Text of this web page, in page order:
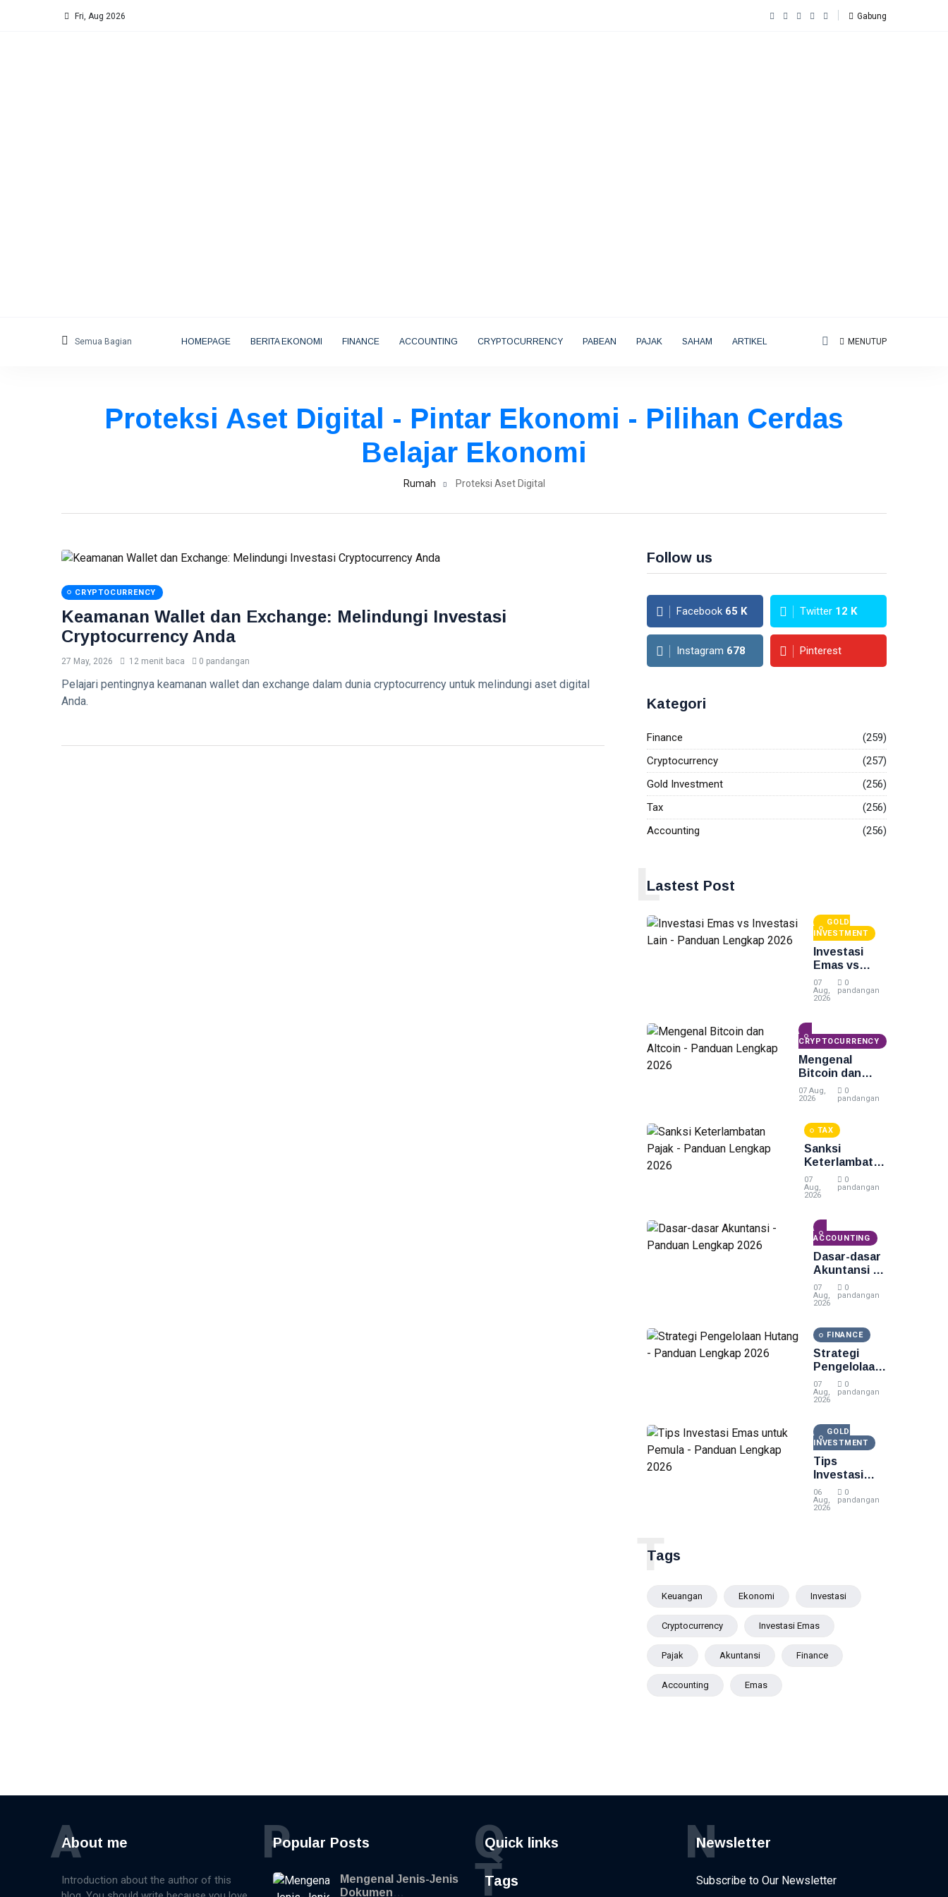
Fri, Aug 2026 Gabung
Semua Bagian HOMEPAGE BERITA EKONOMI FINANCE ACCOUNTING CRYPTOCURRENCY PABEAN PAJAK SAHAM ARTIKEL MENUTUP
Proteksi Aset Digital - Pintar Ekonomi - Pilihan Cerdas
Belajar Ekonomi
Rumah Proteksi Aset Digital
CRYPTOCURRENCY
Keamanan Wallet dan Exchange: Melindungi Investasi
Cryptocurrency Anda
27 May, 2026 12 menit baca 0 pandangan
Pelajari pentingnya keamanan wallet dan exchange dalam dunia cryptocurrency untuk melindungi aset digital
Anda.
Follow us
Facebook 65 K Twitter 12 K
Instagram 678 Pinterest
Kategori
Finance
(259)
Cryptocurrency
(257)
Gold Investment
(256)
Tax
(256)
Accounting
(256)
Lastest Post
L
GOLD
INVESTMENT
Investasi
Emas vs
Investasi
Lain -
2026
07
Aug,
2026
0
pandangan
CRYPTOCURRENCY
Mengenal
Bitcoin dan
Altcoin -
Panduan
07 Aug,
2026
0
pandangan
TAX
Sanksi
Keterlambatan
Pajak -
Panduan
07
Aug,
2026
0
pandangan
ACCOUNTING
Dasar-dasar
Akuntansi -
Panduan
Lengkap
07
Aug,
2026
0
pandangan
FINANCE
Strategi
Pengelolaan
Hutang -
Panduan
07
Aug,
2026
0
pandangan
GOLD
INVESTMENT
Tips
Investasi
Emas untuk
Pemula -
06
Aug,
2026
0
pandangan
Tags
T
Keuangan Ekonomi Investasi
Cryptocurrency Investasi Emas
Pajak Akuntansi Finance
Accounting Emas
About me
A
Introduction about the author of this
Popular Posts
P
Mengenal Jenis-Jenis
Dokumen
Quick links
Q
Tags
T
Newsletter
N
Subscribe to Our Newsletter